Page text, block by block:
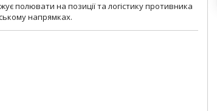
полювати на позиції та логістику противника
напрямках.